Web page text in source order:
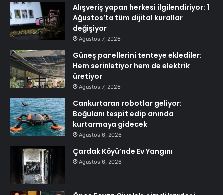
Alışveriş yapan herkesi ilgilendiriyor: 1
Ağustos’ta tüm dijital kurallar
değişiyor
Ağustos 7, 2026
Güneş panellerini tenteye eklediler:
Hem serinletiyor hem de elektrik
üretiyor
Ağustos 7, 2026
Cankurtaran robotlar geliyor:
Boğulanı tespit edip anında
kurtarmaya gidecek
Ağustos 6, 2026
Çardak Köyü’nde Ev Yangını
Ağustos 6, 2026